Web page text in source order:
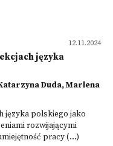
12.11.2024
języka
Duda, Marlena
języka polskiego jako
rozwijającymi
pracy (...)